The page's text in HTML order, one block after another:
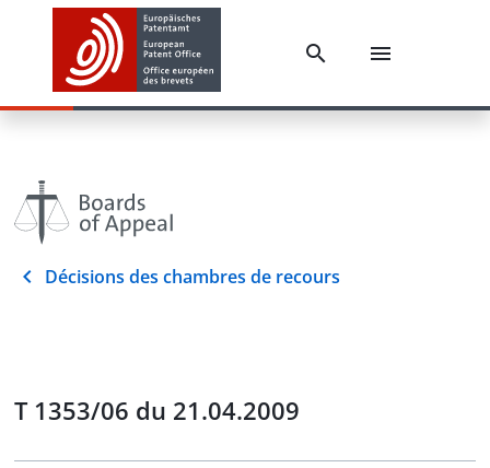
Décisions des chambres de recours
T 1353/06 du 21.04.2009